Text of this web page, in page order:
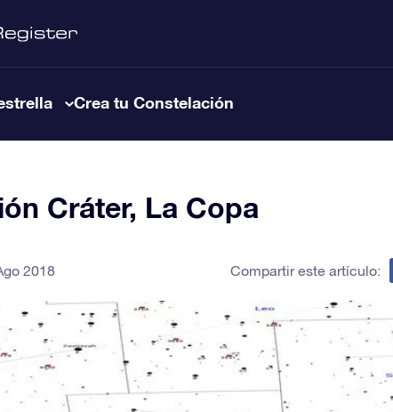
Crea tu Constelación
Cráter, La Copa
2018 Compartir este artículo: